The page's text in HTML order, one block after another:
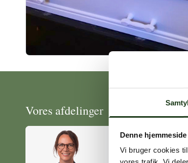
Denne
Vi bruger cookies
Vores afdelinger
Heidi Ørskov